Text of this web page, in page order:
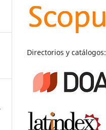
Directorios y catálogos: